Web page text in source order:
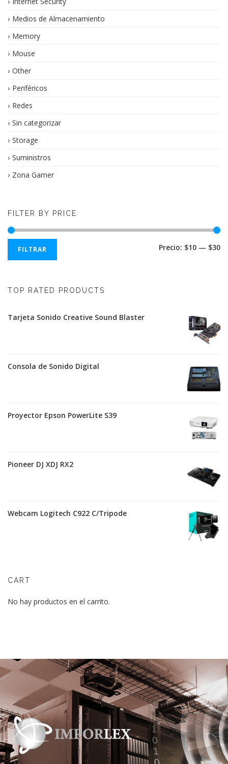
Medios de Almacenamiento
Memory
Mouse
Other
Periféricos
Redes
Sin categorizar
Storage
Suministros
Zona Gamer
FILTER BY PRICE
FILTRAR Precio: $10 — $30
TOP RATED PRODUCTS
Tarjeta Sonido Creative Sound Blaster
Consola de Sonido Digital
Proyector Epson PowerLite S39
Pioneer DJ XDJ RX2
Webcam Logitech C922 C/Tripode
CART
No hay productos en el carrito.